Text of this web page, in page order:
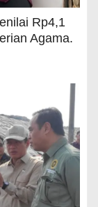
Rp4,1
Agama.